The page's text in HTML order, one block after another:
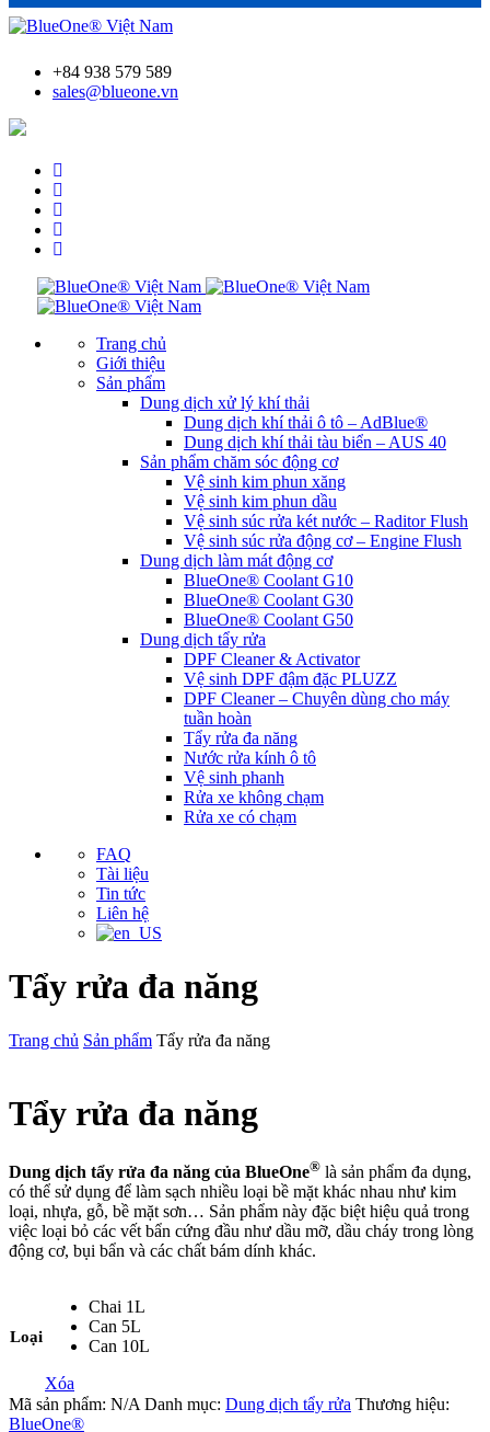
+84 938 579 589
sales@blueone.vn
Trang chủ
Giới thiệu
Sản phẩm
Dung dịch xử lý khí thải
Dung dịch khí thải ô tô – AdBlue®
Dung dịch khí thải tàu biển – AUS 40
Sản phẩm chăm sóc động cơ
Vệ sinh kim phun xăng
Vệ sinh kim phun dầu
Vệ sinh súc rửa két nước – Raditor Flush
Vệ sinh súc rửa động cơ – Engine Flush
Dung dịch làm mát động cơ
BlueOne® Coolant G10
BlueOne® Coolant G30
BlueOne® Coolant G50
Dung dịch tẩy rửa
DPF Cleaner & Activator
Vệ sinh DPF đậm đặc PLUZZ
DPF Cleaner – Chuyên dùng cho máy
tuần hoàn
Tẩy rửa đa năng
Nước rửa kính ô tô
Vệ sinh phanh
Rửa xe không chạm
Rửa xe có chạm
FAQ
Tài liệu
Tin tức
Liên hệ
Tẩy rửa đa năng
Trang chủ Sản phẩm Tẩy rửa đa năng
Tẩy rửa đa năng
Dung dịch tẩy rửa đa năng của BlueOne® là sản phẩm đa dụng,
có thể sử dụng để làm sạch nhiều loại bề mặt khác nhau như kim
loại, nhựa, gỗ, bề mặt sơn… Sản phẩm này đặc biệt hiệu quả trong
việc loại bỏ các vết bẩn cứng đầu như dầu mỡ, dầu cháy trong lòng
động cơ, bụi bẩn và các chất bám dính khác.
Loại
Chai 1L
Can 5L
Can 10L
Xóa
Mã sản phẩm: N/A Danh mục: Dung dịch tẩy rửa Thương hiệu:
BlueOne®